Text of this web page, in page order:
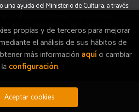
una ayuda del Ministerio de Cultura, a través
. Todos los Derechos Reservados | Grupo
Trevenque
propias y de terceros para mejorar
el análisis de sus hábitos de
más información aquío cambiar
la configuración.
Aceptar cookies